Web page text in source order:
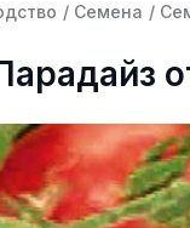
/ Семена /